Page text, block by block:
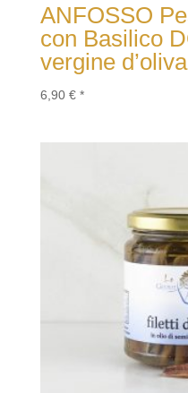
ANFOSSO
con Basilico
vergine d’oliva
6,90 € *